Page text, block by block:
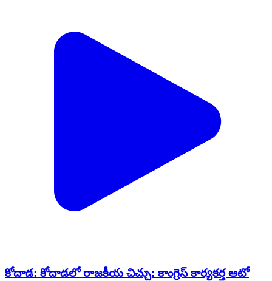
కోదాడ: కోదాడలో రాజకీయ చిచ్చు: కాంగ్రెస్ కార్యకర్త ఆటో